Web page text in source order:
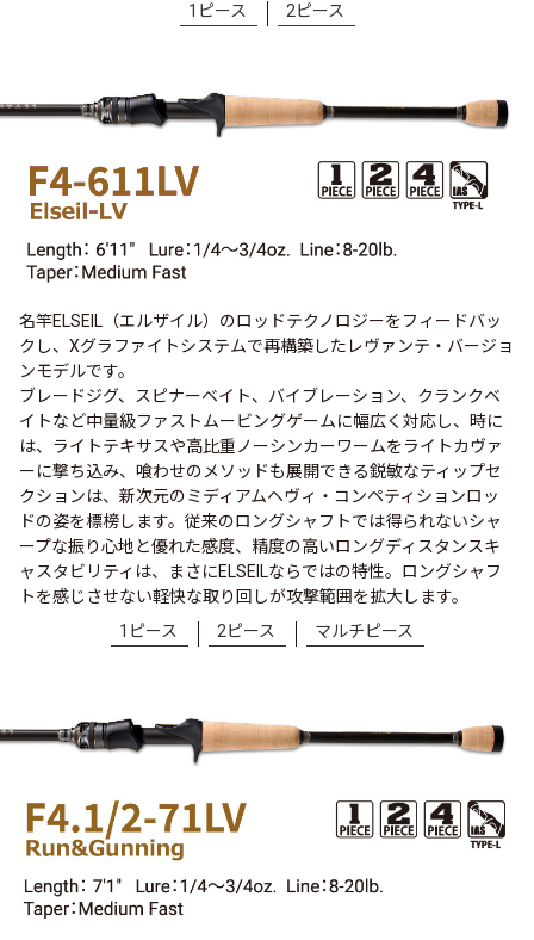
1ピース
2ピース
名竿ELSEIL（エルザイル）のロッドテクノロジーをフィードバッ
クし、Xグラファイトシステムで再構築したレヴァンテ・バージョ
ンモデルです。
ブレードジグ、スピナーベイト、バイブレーション、クランクベ
イトなど中量級ファストムービングゲームに幅広く対応し、時に
は、ライトテキサスや高比重ノーシンカーワームをライトカヴァ
ーに撃ち込み、喰わせのメソッドも展開できる鋭敏なティップセ
クションは、新次元のミディアムヘヴィ・コンペティションロッ
ドの姿を標榜します。従来のロングシャフトでは得られないシャ
ープな振り心地と優れた感度、精度の高いロングディスタンスキ
ャスタビリティは、まさにELSEILならではの特性。ロングシャフ
トを感じさせない軽快な取り回しが攻撃範囲を拡大します。
1ピース
2ピース マルチピース